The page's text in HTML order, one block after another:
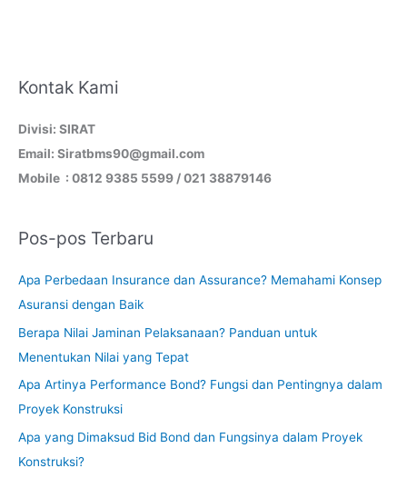
Kontak Kami
Divisi: SIRAT
Email: Siratbms90@gmail.com
Mobile : 0812 9385 5599 / 021 38879146
Pos-pos Terbaru
Apa Perbedaan Insurance dan Assurance? Memahami Konsep
Asuransi dengan Baik
Berapa Nilai Jaminan Pelaksanaan? Panduan untuk
Menentukan Nilai yang Tepat
Apa Artinya Performance Bond? Fungsi dan Pentingnya dalam
Proyek Konstruksi
Apa yang Dimaksud Bid Bond dan Fungsinya dalam Proyek
Konstruksi?